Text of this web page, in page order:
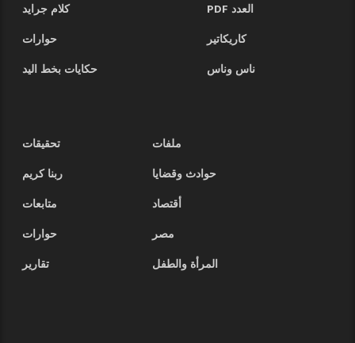
العدد PDF
كلام جرايد
كاريكاتير
حوارات
ناس وناس
حكايات بخط اليد
ملفات
تحقيقات
حوادث وقضايا
ربنا كريم
أقتصاد
متابعات
مصر
حوارات
المرأة والطفل
تقارير